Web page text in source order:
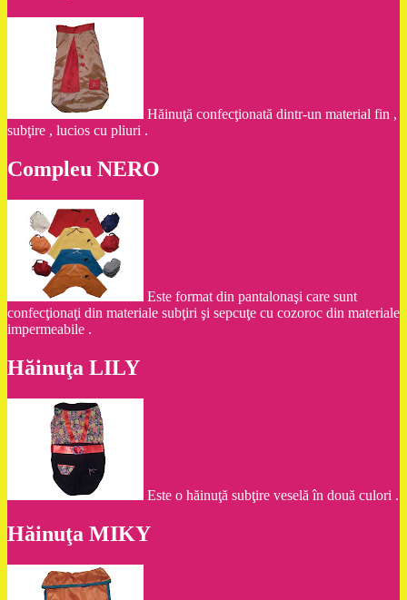
Hăinuţă confecţionată dintr-un material fin ,
subţire , lucios cu pliuri .
Compleu NERO
Este format din pantalonaşi care sunt
confecţionaţi din materiale subţiri şi sepcuţe cu cozoroc din materiale
impermeabile .
Hăinuţa LILY
Este o hăinuţă subţire veselă în două culori .
Hăinuţa MIKY